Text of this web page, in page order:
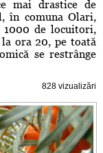
mai drastice de
în comuna Olari,
1000 de locuitori,
ora 20, pe toată
se restrânge
828 vizualizări